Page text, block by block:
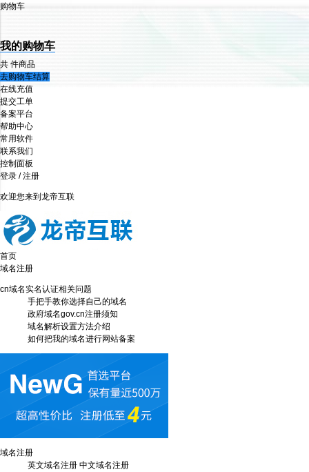
购物车
我的购物车
共 件商品
去购物车结算
在线充值
提交工单
备案平台
帮助中心
常用软件
联系我们
控制面板
登录 /注册
欢迎您来到龙帝互联
首页
域名注册
cn域名实名认证相关问题
手把手教你选择自己的域名
政府域名gov.cn注册须知
域名解析设置方法介绍
如何把我的域名进行网站备案
域名注册
英文域名注册 中文域名注册